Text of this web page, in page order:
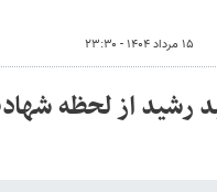
۱۵ مرداد ۱۴۰۴ - ۲۳:۳۰
رشید از لحظه